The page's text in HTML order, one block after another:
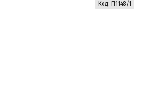
Код: П1148/1